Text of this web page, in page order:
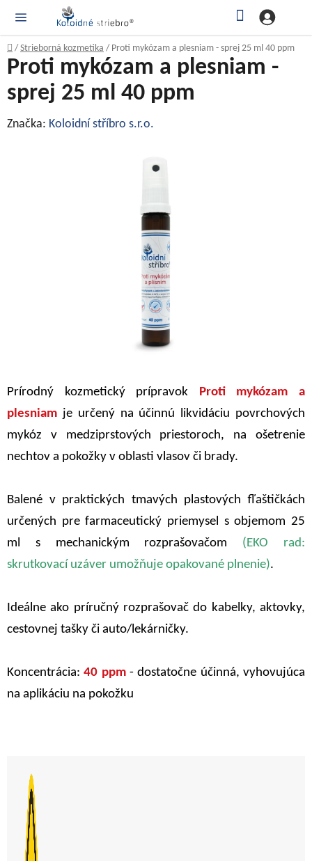
obsah
Domov
/ Strieborná kozmetika / Proti mykózam a plesniam - sprej 25 ml 40 ppm
Prírodný kozmetický prípravok Proti mykózam a
plesniam je určený na účinnú likvidáciu povrchových
mykóz v medziprstových priestoroch, na ošetrenie
nechtov a pokožky v oblasti vlasov či brady.
Balené v praktických tmavých plastových fľaštičkách
určených pre farmaceutický priemysel s objemom 25
ml s mechanickým rozprašovačom (EKO rad:
skrutkovací uzáver umožňuje opakované plnenie).
Ideálne ako príručný rozprašovač do kabelky, aktovky,
cestovnej tašky či auto/lekárničky.
Koncentrácia:40 ppm- dostatočne účinná, vyhovujúca
na aplikáciu na pokožku
Proti mykózam a plesniam -
sprej 25 ml 40 ppm
Značka: Koloidní stříbro s.r.o.